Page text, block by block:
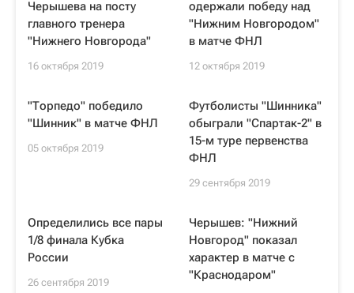
Черышева на посту
главного тренера
"Нижнего Новгорода"
16 октября 2019
одержали победу над
"Нижним Новгородом"
в матче ФНЛ
12 октября 2019
"Торпедо" победило
"Шинник" в матче ФНЛ
05 октября 2019
Футболисты "Шинника"
обыграли "Спартак-2" в
15-м туре первенства
ФНЛ
29 сентября 2019
Определились все пары
1/8 финала Кубка
России
26 сентября 2019
Черышев: "Нижний
Новгород" показал
характер в матче с
"Краснодаром"